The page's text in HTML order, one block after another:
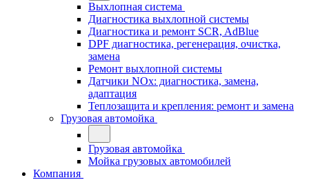
Выхлопная система
Диагностика выхлопной системы
Диагностика и ремонт SCR, AdBlue
DPF диагностика, регенерация, очистка,
замена
Ремонт выхлопной системы
Датчики NOx: диагностика, замена,
адаптация
Теплозащита и крепления: ремонт и замена
Грузовая автомойка
Грузовая автомойка
Мойка грузовых автомобилей
Компания